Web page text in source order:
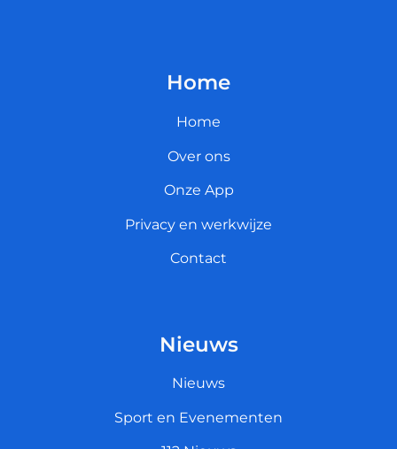
Home
Home
Over ons
Onze App
Privacy en werkwijze
Contact
Nieuws
Nieuws
Sport en Evenementen